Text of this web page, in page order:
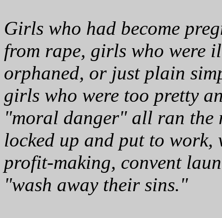
Girls who had become
from rape, girls who were
orphaned, or just plain
girls who were too pretty
"moral danger" all ran the
locked up and put to work,
profit-making, convent
"wash away their sins."